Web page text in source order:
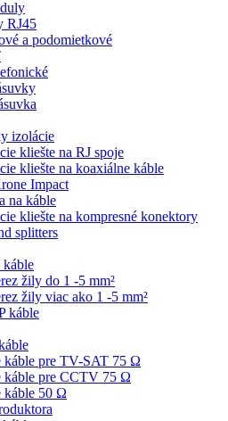
RJ45
a podomietkové
izolácie
kliešte na RJ spoje
kliešte na koaxiálne káble
Impact
na káble
kliešte na kompresné konektory
splitters
žily do 1 -5 mm²
žily viac ako 1 -5 mm²
káble
káble pre TV-SAT 75 Ω
káble pre CCTV 75 Ω
káble 50 Ω